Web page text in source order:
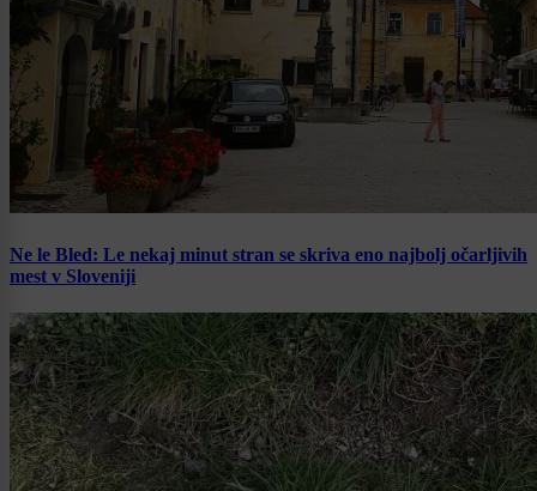
Ne le Bled: Le nekaj minut stran se skriva eno najbolj očarljivih
mest v Sloveniji